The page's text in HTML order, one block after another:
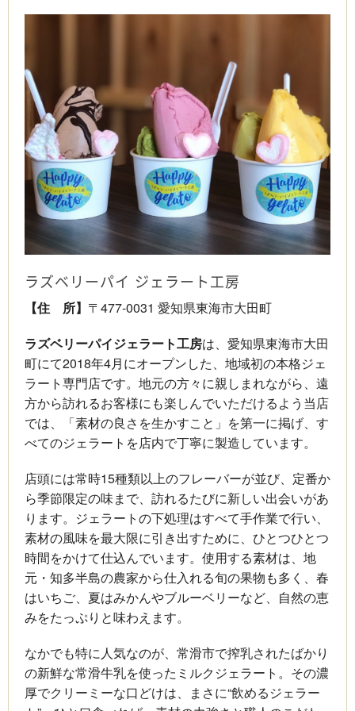
ラズベリーパイ ジェラート工房
【住 所】 〒477-0031 愛知県東海市大田町
ラズベリーパイジェラート工房は、愛知県東海市大田
町にて2018年4月にオープンした、地域初の本格ジェ
ラート専門店です。地元の方々に親しまれながら、遠
方から訪れるお客様にも楽しんでいただけるよう当店
では、「素材の良さを生かすこと」を第一に掲げ、す
べてのジェラートを店内で丁寧に製造しています。
店頭には常時15種類以上のフレーバーが並び、定番か
ら季節限定の味まで、訪れるたびに新しい出会いがあ
ります。ジェラートの下処理はすべて手作業で行い、
素材の風味を最大限に引き出すために、ひとつひとつ
時間をかけて仕込んでいます。使用する素材は、地
元・知多半島の農家から仕入れる旬の果物も多く、春
はいちご、夏はみかんやブルーベリーなど、自然の恵
みをたっぷりと味わえます。
なかでも特に人気なのが、常滑市で搾乳されたばかり
の新鮮な常滑牛乳を使ったミルクジェラート。その濃
厚でクリーミーな口どけは、まさに“飲めるジェラー